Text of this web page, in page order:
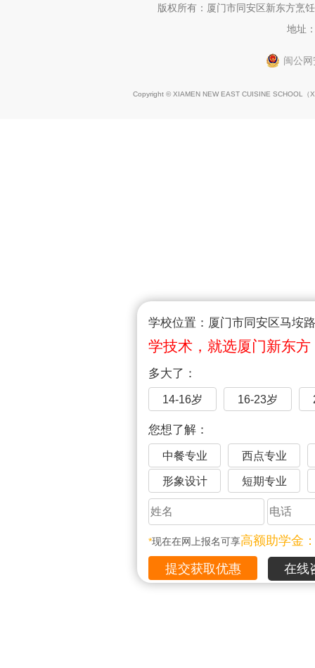
学校位置：厦门市同安区马垵
学技术，就选厦门新东方
多大了：
14-16岁 16-23岁
您想了解：
中餐专业 西点专业
形象设计 短期专业
*现在在网上报名可享高额助学金
在线
版权所有：厦门市同安区新东方烹
地址
闽公
Copyright © XIAMEN NEW EAST CUISINE SCHOOL（